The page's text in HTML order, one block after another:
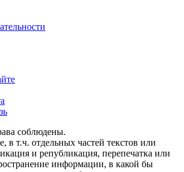
соблюдены.
в т.ч. отдельных частей текстов или
и републикация, перепечатка или
информации, в какой бы